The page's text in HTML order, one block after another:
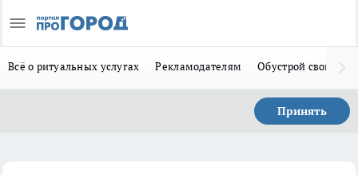
Всё о ритуальных услугах Рекламодателям Обустрой свой дом
Принять